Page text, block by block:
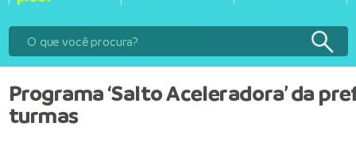
Programa ‘Salto Aceleradora’ da
turmas